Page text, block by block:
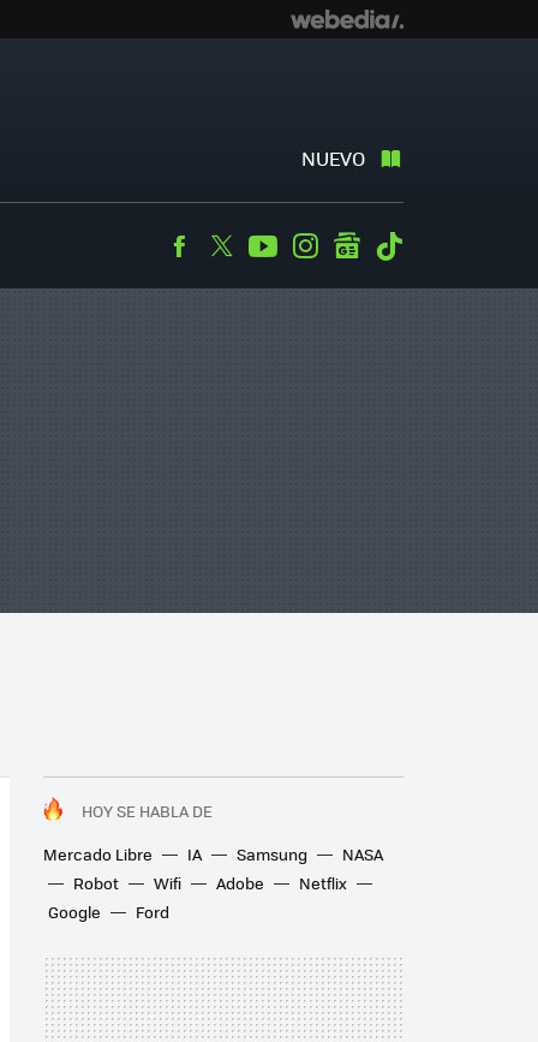
NUEVO
Facebook
TwitterYoutubeInstagramgooglenews
HOY SE HABLA DE
Mercado Libre
IA Samsung
NASA
Robot
Wifi Adobe
Netflix
Google
Ford